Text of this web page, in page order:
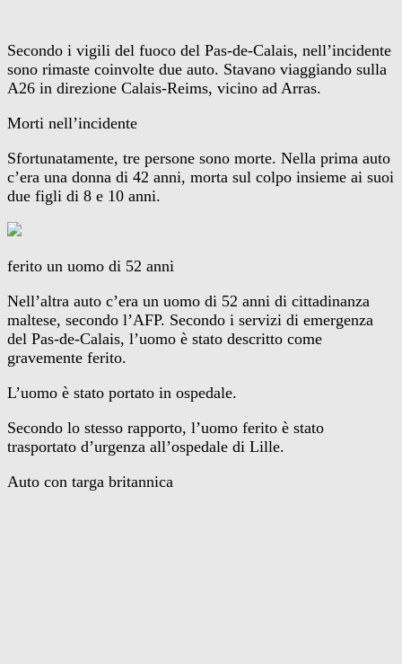
Secondo i vigili del fuoco del Pas-de-Calais, nell’incidente
sono rimaste coinvolte due auto. Stavano viaggiando sulla
A26 in direzione Calais-Reims, vicino ad Arras.
Morti nell’incidente
Sfortunatamente, tre persone sono morte. Nella prima auto
c’era una donna di 42 anni, morta sul colpo insieme ai suoi
due figli di 8 e 10 anni.
ferito un uomo di 52 anni
Nell’altra auto c’era un uomo di 52 anni di cittadinanza
maltese, secondo l’AFP. Secondo i servizi di emergenza
del Pas-de-Calais, l’uomo è stato descritto come
gravemente ferito.
L’uomo è stato portato in ospedale.
Secondo lo stesso rapporto, l’uomo ferito è stato
trasportato d’urgenza all’ospedale di Lille.
Auto con targa britannica